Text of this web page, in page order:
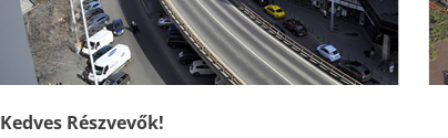
Kedves Részvevők!